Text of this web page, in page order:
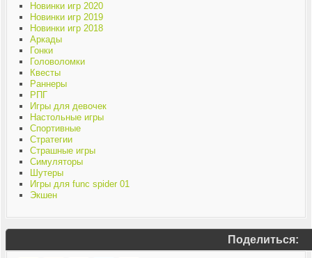
Новинки игр 2020
Новинки игр 2019
Новинки игр 2018
Аркады
Гонки
Головоломки
Квесты
Раннеры
РПГ
Игры для девочек
Настольные игры
Спортивные
Стратегии
Страшные игры
Симуляторы
Шутеры
Игры для func spider 01
Экшен
Поделиться: